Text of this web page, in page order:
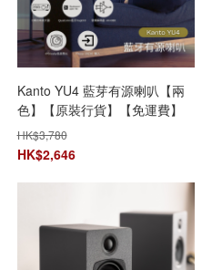
Kanto YU4 藍芽有源喇叭【兩
色】【原裝行貨】【免運費】
【+贈送1件JBL Go 3迷你防水
藍牙喇叭 (顏色隨機派送)】**限
時購**
HK$3,780
HK$2,646